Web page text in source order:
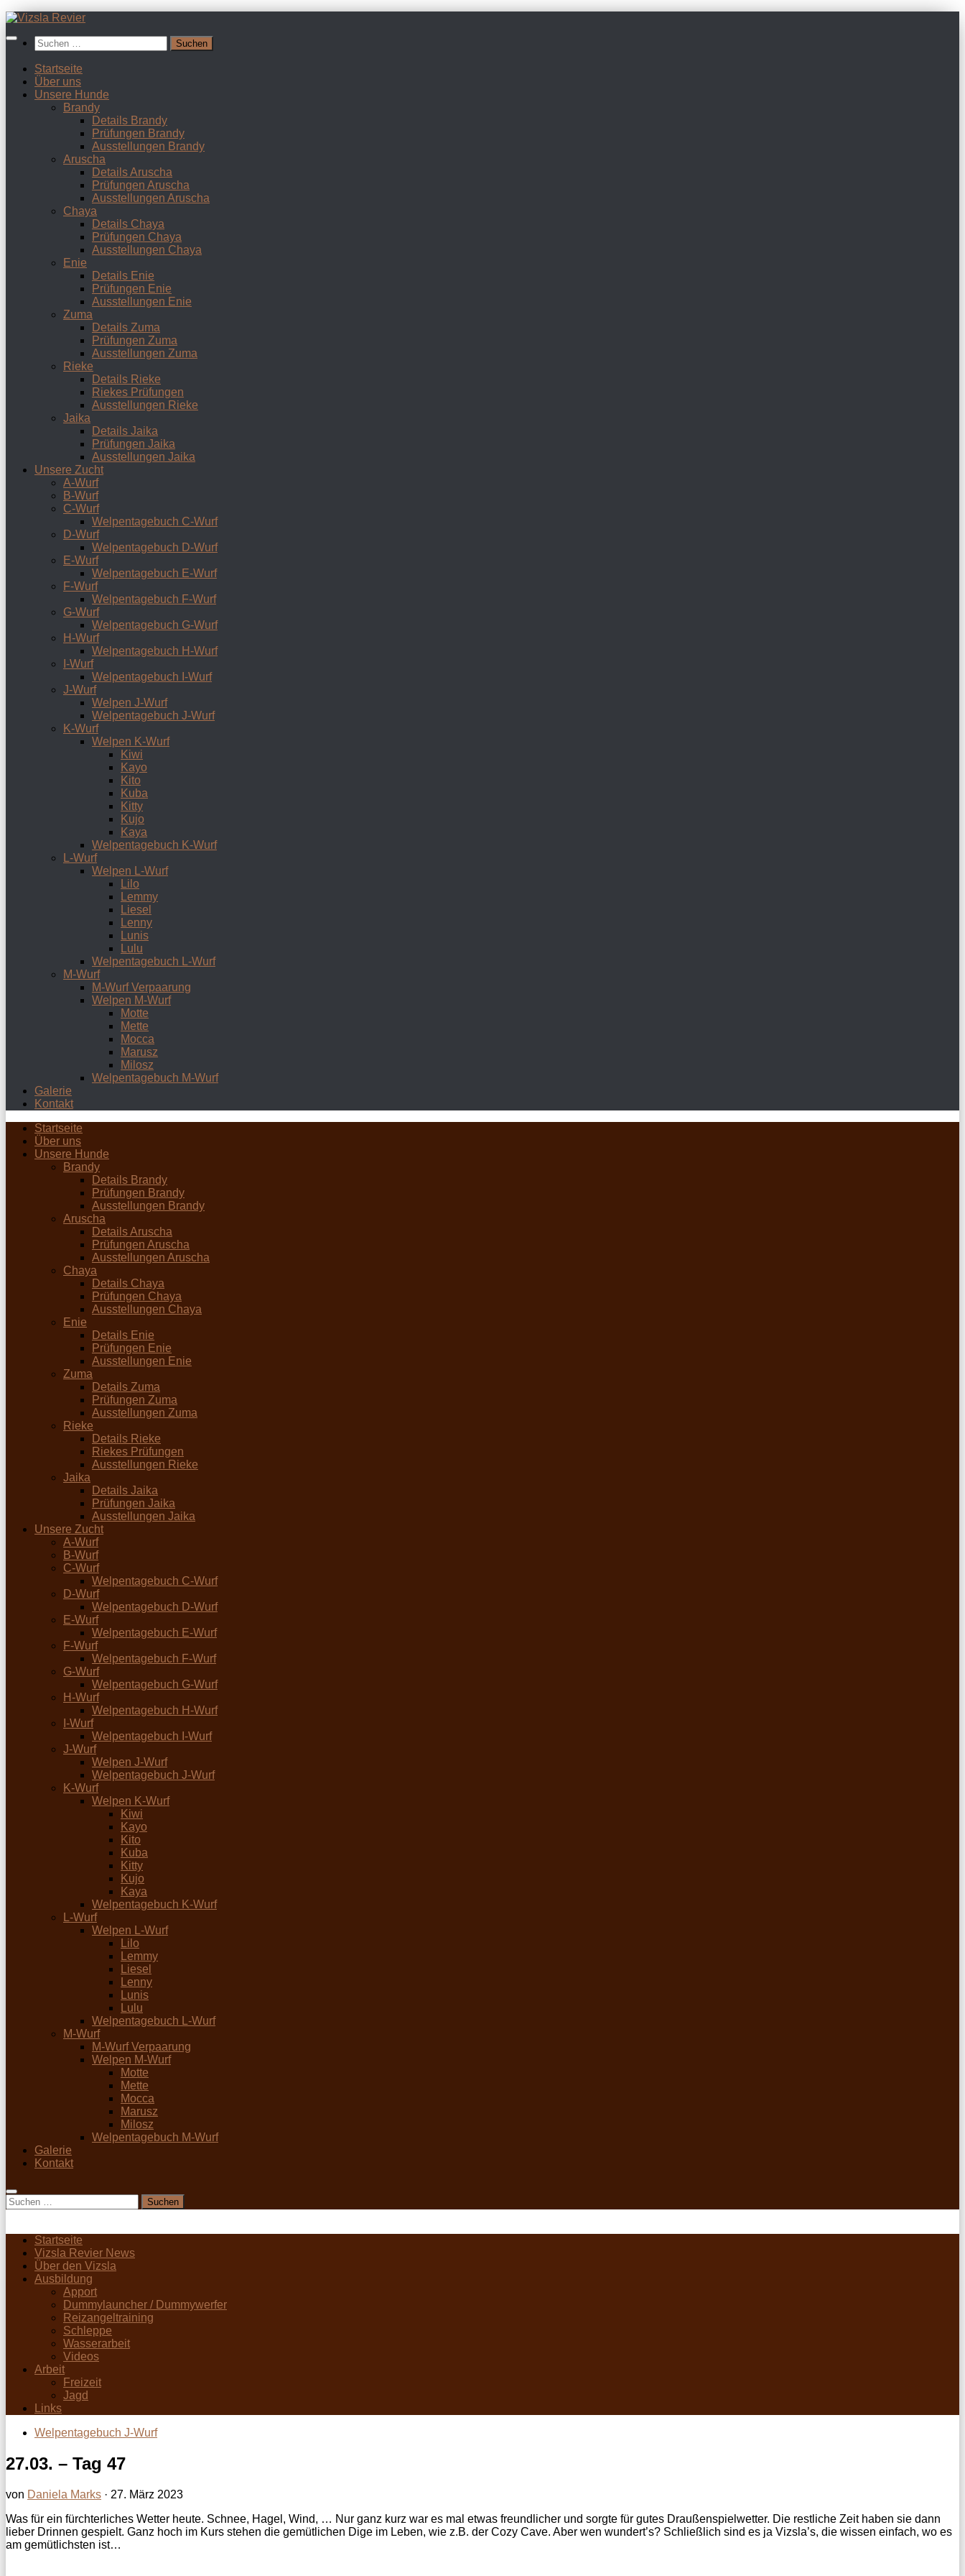
Zum
springenSuchen
nach:
Startseite
Über uns
Unsere Hunde
Brandy
Details Brandy
Prüfungen Brandy
Ausstellungen Brandy
Aruscha
Details Aruscha
Prüfungen Aruscha
Ausstellungen Aruscha
Chaya
Details Chaya
Prüfungen Chaya
Ausstellungen Chaya
Enie
Details Enie
Prüfungen Enie
Ausstellungen Enie
Zuma
Details Zuma
Prüfungen Zuma
Ausstellungen Zuma
Rieke
Details Rieke
Riekes Prüfungen
Ausstellungen Rieke
Jaika
Details Jaika
Prüfungen Jaika
Ausstellungen Jaika
Unsere Zucht
A-Wurf
B-Wurf
C-Wurf
Welpentagebuch C-Wurf
D-Wurf
Welpentagebuch D-Wurf
E-Wurf
Welpentagebuch E-Wurf
F-Wurf
Welpentagebuch F-Wurf
G-Wurf
Welpentagebuch G-Wurf
H-Wurf
Welpentagebuch H-Wurf
I-Wurf
Welpentagebuch I-Wurf
J-Wurf
Welpen J-Wurf
Welpentagebuch J-Wurf
K-Wurf
Welpen K-Wurf
Kiwi
Kayo
Kito
Kuba
Kitty
Kujo
Kaya
Welpentagebuch K-Wurf
L-Wurf
Welpen L-Wurf
Lilo
Lemmy
Liesel
Lenny
Lunis
Lulu
Welpentagebuch L-Wurf
M-Wurf
M-Wurf Verpaarung
Welpen M-Wurf
Motte
Mette
Mocca
Marusz
Milosz
Welpentagebuch M-Wurf
Galerie
Kontakt
Startseite
Über uns
Unsere Hunde
Brandy
Details Brandy
Prüfungen Brandy
Ausstellungen Brandy
Aruscha
Details Aruscha
Prüfungen Aruscha
Ausstellungen Aruscha
Chaya
Details Chaya
Prüfungen Chaya
Ausstellungen Chaya
Enie
Details Enie
Prüfungen Enie
Ausstellungen Enie
Zuma
Details Zuma
Prüfungen Zuma
Ausstellungen Zuma
Rieke
Details Rieke
Riekes Prüfungen
Ausstellungen Rieke
Jaika
Details Jaika
Prüfungen Jaika
Ausstellungen Jaika
Unsere Zucht
A-Wurf
B-Wurf
C-Wurf
Welpentagebuch C-Wurf
D-Wurf
Welpentagebuch D-Wurf
E-Wurf
Welpentagebuch E-Wurf
F-Wurf
Welpentagebuch F-Wurf
G-Wurf
Welpentagebuch G-Wurf
H-Wurf
Welpentagebuch H-Wurf
I-Wurf
Welpentagebuch I-Wurf
J-Wurf
Welpen J-Wurf
Welpentagebuch J-Wurf
K-Wurf
Welpen K-Wurf
Kiwi
Kayo
Kito
Kuba
Kitty
Kujo
Kaya
Welpentagebuch K-Wurf
L-Wurf
Welpen L-Wurf
Lilo
Lemmy
Liesel
Lenny
Lunis
Lulu
Welpentagebuch L-Wurf
M-Wurf
M-Wurf Verpaarung
Welpen M-Wurf
Motte
Mette
Mocca
Marusz
Milosz
Welpentagebuch M-Wurf
Galerie
Kontakt
Suchen
nach:
Startseite
Vizsla Revier News
Über den Vizsla
Ausbildung
Apport
Dummylauncher / Dummywerfer
Reizangeltraining
Schleppe
Wasserarbeit
Videos
Arbeit
Freizeit
Jagd
Links
Welpentagebuch J-Wurf
27.03. – Tag 47
von Daniela Marks · 27. März 2023
Was für ein fürchterliches Wetter heute. Schnee, Hagel, Wind, … Nur ganz kurz war es mal etwas freundlicher und sorgte für gutes Draußenspielwetter. Die restliche Zeit haben sie dann
lieber Drinnen gespielt. Ganz hoch im Kurs stehen die gemütlichen Dige im Leben, wie z.B. der Cozy Cave. Aber wen wundert’s? Schließlich sind es ja Vizsla’s, die wissen einfach, wo es
am gemütlichsten ist…